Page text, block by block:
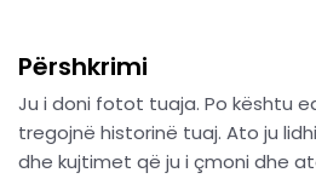
Përshkrimi
Ju i doni fotot tuaja. Po kështu
tregojnë historinë tuaj. Ato ju
dhe kujtimet që ju i çmoni dhe